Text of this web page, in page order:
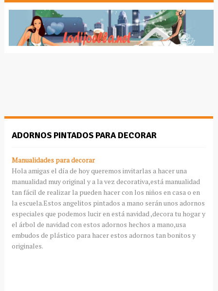
ADORNOS PINTADOS PARA DECORAR
Manualidades para decorar
Hola amigas el día de hoy queremos invitarlas a hacer una
manualidad muy original y a la vez decorativa,está manualidad
tan fácil de realizar la pueden hacer con los niños en casa o en
la escuela.Estos angelitos pintados a mano serán unos adornos
especiales que podemos lucir en está navidad ,decora tu hogar y
el árbol de navidad con estos adornos hechos a mano,usa
embudos de plástico para hacer estos adornos tan bonitos y
originales.